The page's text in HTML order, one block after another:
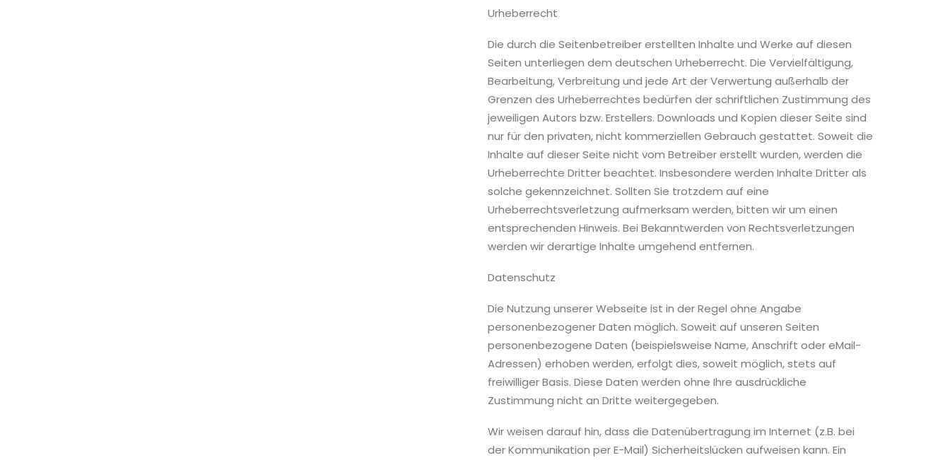
Urheberrecht
Die durch die Seitenbetreiber erstellten Inhalte und Werke auf diesen
Seiten unterliegen dem deutschen Urheberrecht. Die Vervielfältigung,
Bearbeitung, Verbreitung und jede Art der Verwertung außerhalb der
Grenzen des Urheberrechtes bedürfen der schriftlichen Zustimmung des
jeweiligen Autors bzw. Erstellers. Downloads und Kopien dieser Seite sind
nur für den privaten, nicht kommerziellen Gebrauch gestattet. Soweit die
Inhalte auf dieser Seite nicht vom Betreiber erstellt wurden, werden die
Urheberrechte Dritter beachtet. Insbesondere werden Inhalte Dritter als
solche gekennzeichnet. Sollten Sie trotzdem auf eine
Urheberrechtsverletzung aufmerksam werden, bitten wir um einen
entsprechenden Hinweis. Bei Bekanntwerden von Rechtsverletzungen
werden wir derartige Inhalte umgehend entfernen.
Datenschutz
Die Nutzung unserer Webseite ist in der Regel ohne Angabe
personenbezogener Daten möglich. Soweit auf unseren Seiten
personenbezogene Daten (beispielsweise Name, Anschrift oder eMail-
Adressen) erhoben werden, erfolgt dies, soweit möglich, stets auf
freiwilliger Basis. Diese Daten werden ohne Ihre ausdrückliche
Zustimmung nicht an Dritte weitergegeben.
Wir weisen darauf hin, dass die Datenübertragung im Internet (z.B. bei
der Kommunikation per E-Mail) Sicherheitslücken aufweisen kann. Ein